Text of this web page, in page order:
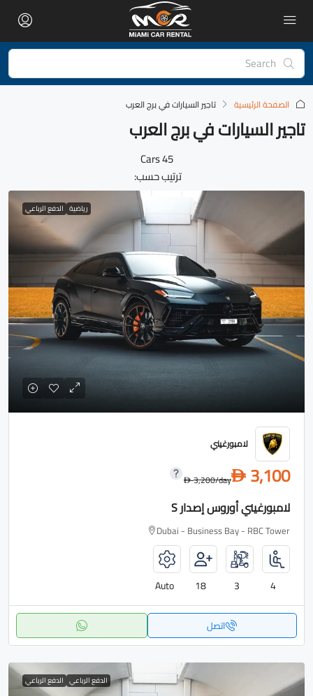
الصفحة الرئيسية تاجير السيارات في برج العرب
تاجير السيارات في برج العرب
45 Cars
ترتيب حسب:
رياضية الدفع الرباعي
لامبورغيني
D 3,100
D3,200/day
لامبورغيني أوروس إصدار S
Dubai - Business Bay - RBC Tower
4
3
18
Auto
اتصل
الدفع الرباعي الدفع الرباعي